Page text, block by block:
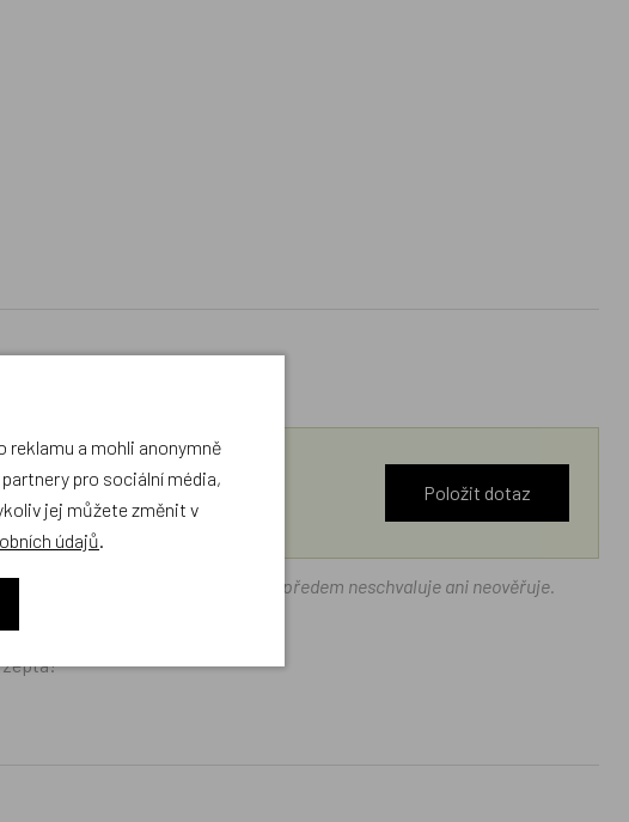
Položit dotaz
shopu Dráček.cz texty zákazníků předem neschvaluje ani neověřuje.
zeptá!
reklamu a mohli anonymně
pro sociální média,
jej můžete změnit v
údajů